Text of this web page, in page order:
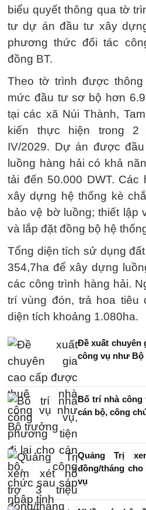
biểu quyết thông qua tờ
tư dự án đầu tư xây
phương thức đối tác
đồng BT.
Theo tờ trình được
mức đầu tư sơ bộ hơn
tại các xã Núi Thành,
kiến thực hiện trong 2
IV/2029. Dự án được
luồng hàng hải có khả
tải đến 50.000 DWT. Các
xây dựng hệ thống kè
bảo vệ bờ luồng; thiết lập
và lắp đặt đồng bộ hệ
Tổng diện tích sử dụng
354,7ha để xây dựng
các công trình hàng hải.
trí vùng đón, trả hoa tiêu
diện tích khoảng 1.080ha.
Đề xuất chuyên
công vụ như
Bố trí nhà
cán bộ, công
Quảng Trị
đồng/tháng
vụ